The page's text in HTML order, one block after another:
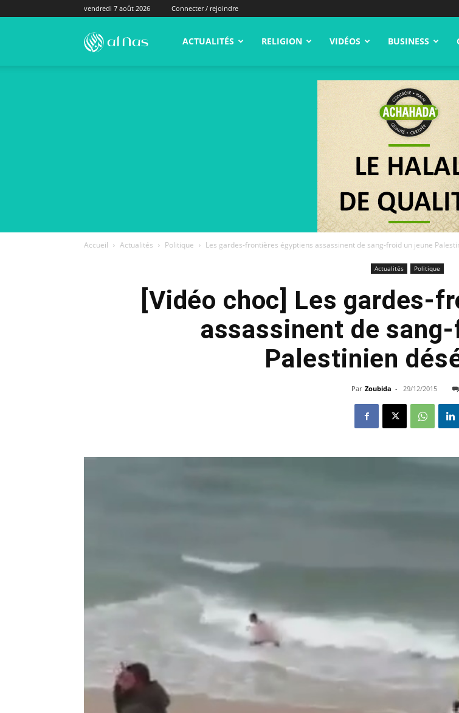
vendredi 7 août 2026 Connecter / rejoindre
alNas.fr ACTUALITÉS RELIGION VIDÉOS BUSINESS
Accueil Actualités Politique Les gardes-frontières égyptiens assassinent de sang-froid un jeune
Actualités Politique
[Vidéo choc] Les gardes-
assassinent de
Palestinien
Par Zoubida - 29/12/2015